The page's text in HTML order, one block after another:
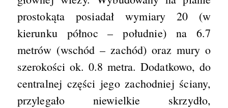
prostokąta posiadał wymiary 20 (w
kierunku północ – południe) na 6.7
metrów (wschód – zachód) oraz mury o
szerokości ok. 0.8 metra. Dodatkowo, do
centralnej części jego zachodniej ściany,
przylegało niewielkie skrzydło,